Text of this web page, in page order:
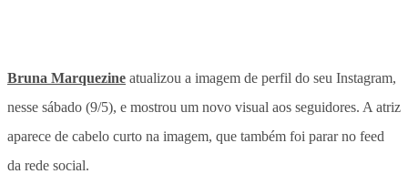
Bruna Marquezine atualizou a imagem de perfil do seu Instagram,
nesse sábado (9/5), e mostrou um novo visual aos seguidores. A atriz
aparece de cabelo curto na imagem, que também foi parar no feed
da rede social.